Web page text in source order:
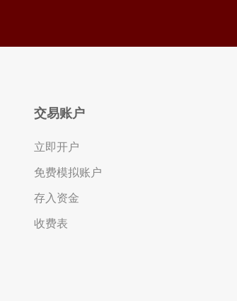
交易账户
立即开户
免费模拟账户
存入资金
收费表